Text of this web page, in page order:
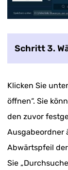
Schritt 3.
Klicken Sie
öffnen“. Sie
den zuvor
Ausgabeordner
Abwärtspfeil
Sie